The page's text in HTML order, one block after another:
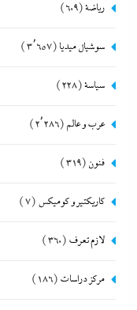
رياضة(609)
سوشيال ميديا (3٬657)
سياسة(228)
عرب و عالم (2٬286)
فنون (319)
كاريكتير و كوميكس (7)
لازم تعرف (360)
مركز دراسات (186)